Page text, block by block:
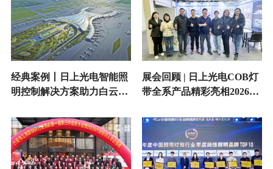
经典案例丨日上光电智能照
明控制解决方案助力白云机
展会回顾 | 日上光电COB灯
带全系产品精彩亮相2026法